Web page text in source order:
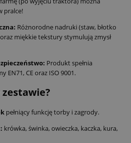
pralce!
Różnorodne nadruki (staw, błotko
miękkie tekstury stymulują zmysł
Produkt spełnia
EN71, CE oraz ISO 9001.
zestawie?
pełniący funkcję torby i zagrody.
krówka, świnka, owieczka, kaczka, kura,